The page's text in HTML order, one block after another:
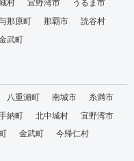
村 宜野湾市
うるま市
那原町 那覇市
読谷村
武町
八重瀬町 南城市
糸満市
納町 北中城村
宜野湾市
金武町
今帰仁村